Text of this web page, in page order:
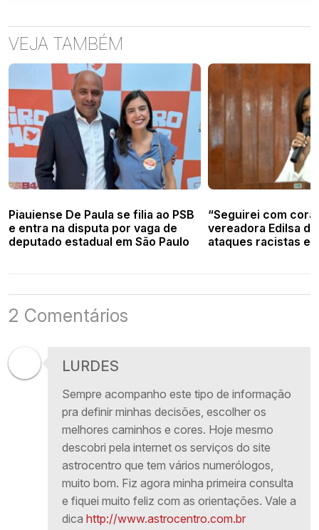
VEJA TAMBÉM
Piauiense De Paula se filia ao PSB
e entra na disputa por vaga de
deputado estadual em São Paulo
“Seguirei com
vereadora Edilsa
ataques racistas
2 Comentários
LURDES
Sempre acompanho este tipo de informação
pra definir minhas decisões, escolher os
melhores caminhos e cores. Hoje mesmo
descobri pela internet os serviços do site
astrocentro que tem vários numerólogos,
muito bom. Fiz agora minha primeira consulta
e fiquei muito feliz com as orientações. Vale a
dica http://www.astrocentro.com.br